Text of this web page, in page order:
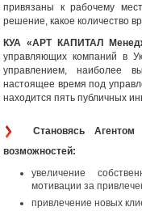
привязаны к рабочему
решение, какое количество
КУА «АРТ КАПИТАЛ
управляющих компаний в
управлением, наиболее
настоящее время под
находится пять публичных
Становясь
возможностей:
увеличение
мотивации за
привлечение новых